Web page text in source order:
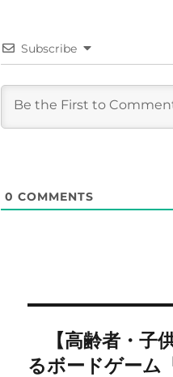
Subscribe
0 COMMENTS
稿
【高齢者・子
るボードゲーム